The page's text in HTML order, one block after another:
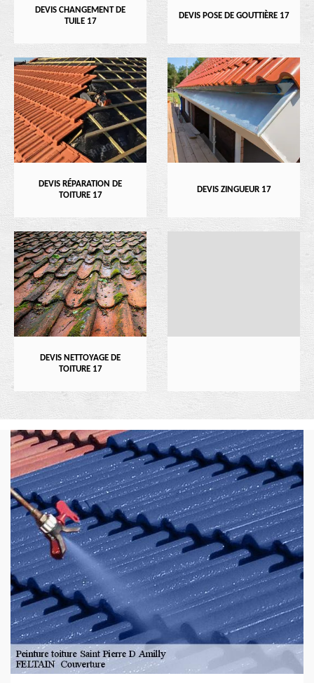
DEVIS CHANGEMENT DE
TUILE 17
DEVIS POSE DE GOUTTIÈRE 17
DEVIS RÉPARATION DE
TOITURE 17
DEVIS ZINGUEUR 17
DEVIS NETTOYAGE DE
TOITURE 17